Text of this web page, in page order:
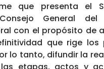
que presenta el
General del
con el propósito de
que rige los
lo tanto, difundir la